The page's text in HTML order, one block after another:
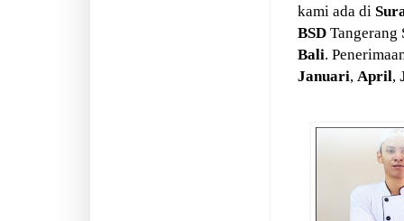
kami ada di
BSD Tangerang
Bali.
Januari, April,